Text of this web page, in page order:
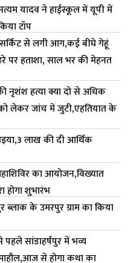
यादव ने हाईस्कूल में यूपी में
टॉप
से लगी आग,कई बीघे गेहूं
पर हताशा, साल भर की मेहनत
नृशंश हत्या क्या दो से अधिक
लेकर जांच में जुटी,एहतियात के
लाख की दी आर्थिक
का आयोजन,विख्यात
होगा शुभारंभ
के उमरपुर ग्राम का किया
सांडाहर्षपुर में भव्य
से होगा कथा का